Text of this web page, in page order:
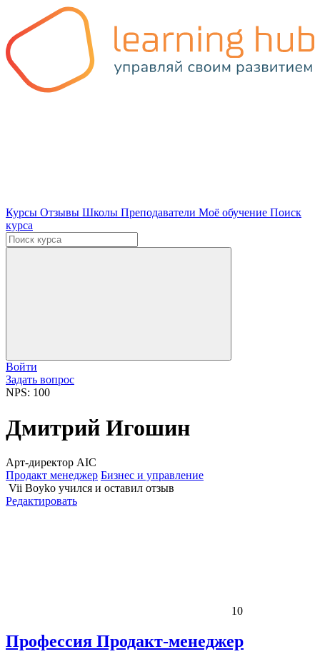
Курсы Отзывы Школы Преподаватели Моё обучение Поиск
курса
Войти
Задать вопрос
NPS: 100
Дмитрий Игошин
Арт-директор AIC
Продакт менеджер Бизнес и управление
Vii Boyko учился и оставил отзыв
Редактировать
10
Профессия Продакт-менеджер